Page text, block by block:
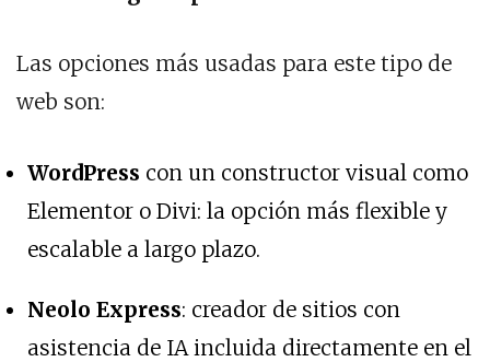
Las opciones más usadas para este tipo de
web son:
WordPress con un constructor visual como
Elementor o Divi: la opción más flexible y
escalable a largo plazo.
Neolo Express: creador de sitios con
asistencia de IA incluida directamente en el